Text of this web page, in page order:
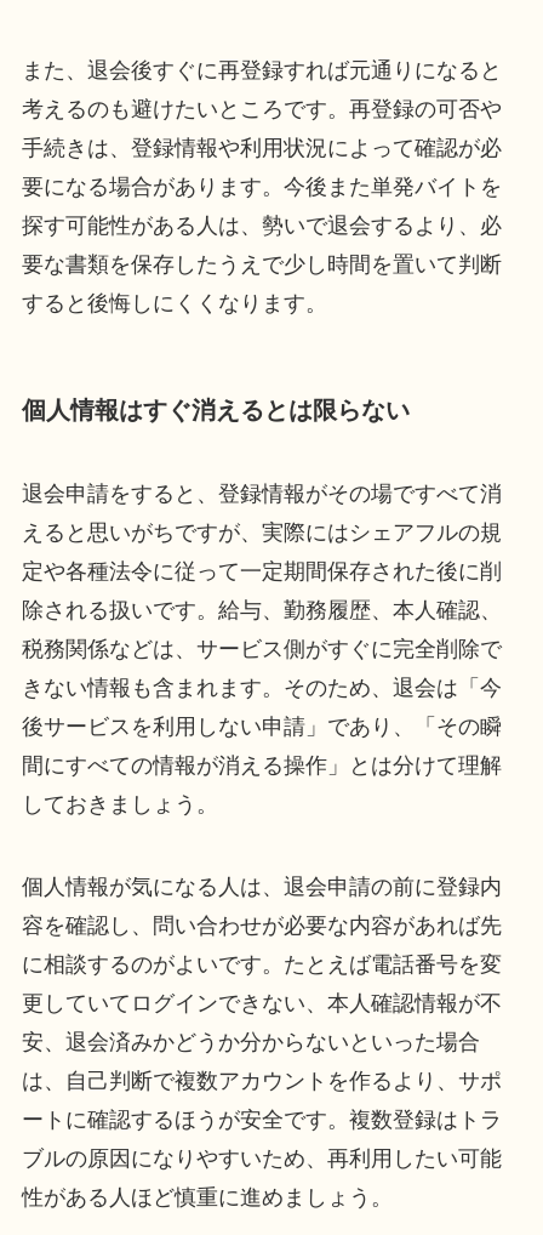
また、退会後すぐに再登録すれば元通りになると
考えるのも避けたいところです。再登録の可否や
手続きは、登録情報や利用状況によって確認が必
要になる場合があります。今後また単発バイトを
探す可能性がある人は、勢いで退会するより、必
要な書類を保存したうえで少し時間を置いて判断
すると後悔しにくくなります。
個人情報はすぐ消えるとは限らない
退会申請をすると、登録情報がその場ですべて消
えると思いがちですが、実際にはシェアフルの規
定や各種法令に従って一定期間保存された後に削
除される扱いです。給与、勤務履歴、本人確認、
税務関係などは、サービス側がすぐに完全削除で
きない情報も含まれます。そのため、退会は「今
後サービスを利用しない申請」であり、「その瞬
間にすべての情報が消える操作」とは分けて理解
しておきましょう。
個人情報が気になる人は、退会申請の前に登録内
容を確認し、問い合わせが必要な内容があれば先
に相談するのがよいです。たとえば電話番号を変
更していてログインできない、本人確認情報が不
安、退会済みかどうか分からないといった場合
は、自己判断で複数アカウントを作るより、サポ
ートに確認するほうが安全です。複数登録はトラ
ブルの原因になりやすいため、再利用したい可能
性がある人ほど慎重に進めましょう。